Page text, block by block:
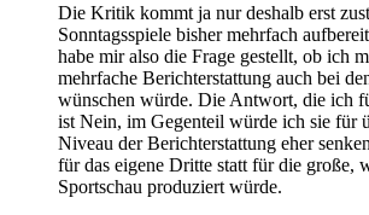
Die Kritik kommt ja nur deshalb erst
Sonntagsspiele bisher mehrfach
habe mir also die Frage gestellt, ob ich
mehrfache Berichterstattung auch bei
wünschen würde. Die Antwort, die ich
ist Nein, im Gegenteil würde ich sie für
Niveau der Berichterstattung eher
für das eigene Dritte statt für die große,
Sportschau produziert würde.